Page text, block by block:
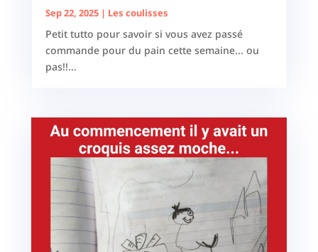
Sep 22, 2025| Les coulisses
Petit tutto pour savoir si vous avez passé
commande pour du pain cette semaine... ou
pas!!...